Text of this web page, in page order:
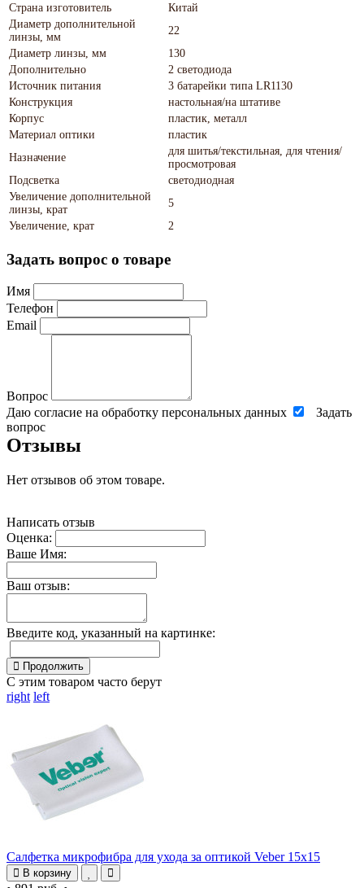
Страна изготовитель
Китай
Диаметр дополнительной
линзы, мм
22
Диаметр линзы, мм
130
Дополнительно
2 светодиода
Источник питания
3 батарейки типа LR1130
Конструкция
настольная/на штативе
Корпус
пластик, металл
Материал оптики
пластик
Назначение
для шитья/текстильная, для чтения/
просмотровая
Подсветка
светодиодная
Увеличение дополнительной
линзы, крат
5
Увеличение, крат
2
Задать вопрос о товаре
Имя
Телефон
Email
Вопрос
Даю согласие на обработку персональных данных
Задать
вопрос
Отзывы
Нет отзывов об этом товаре.
Написать отзыв
Оценка:
Ваше Имя:
Ваш отзыв:
Введите код, указанный на картинке:
Продолжить
С этим товаром часто берут
right left
Салфетка микрофибра для ухода за оптикой Veber 15x15
В корзину